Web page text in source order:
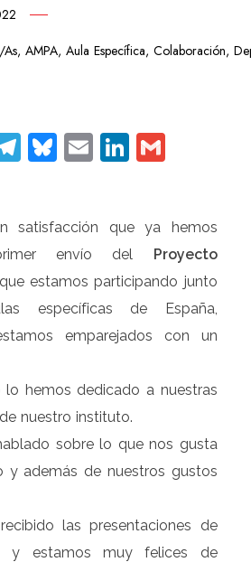
as,AMPA,Aula Específica,Colaboración,
Telegram
Bluesky
EmailLinkedIn
satisfacción que ya hemos
envío del Proyecto
estamos participando junto
específicas de España,
emparejados con un
lo hemos dedicado a nuestras
nuestro instituto.
sobre lo que nos gusta
y además de nuestros gustos
las presentaciones de
y estamos muy felices de